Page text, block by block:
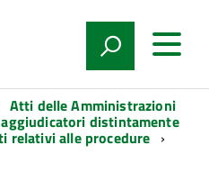
Atti delle Amministrazioni
distintamente
relativi alle procedure